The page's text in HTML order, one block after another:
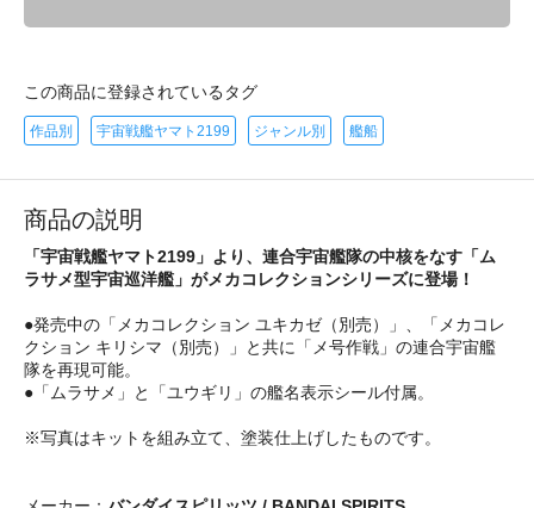
この商品に登録されているタグ
作品別 宇宙戦艦ヤマト2199 ジャンル別 艦船
商品の説明
「宇宙戦艦ヤマト2199」より、連合宇宙艦隊の中核をなす「ム
ラサメ型宇宙巡洋艦」がメカコレクションシリーズに登場！
●発売中の「メカコレクション ユキカゼ（別売）」、「メカコレ
クション キリシマ（別売）」と共に「メ号作戦」の連合宇宙艦
隊を再現可能。
●「ムラサメ」と「ユウギリ」の艦名表示シール付属。
※写真はキットを組み立て、塗装仕上げしたものです。